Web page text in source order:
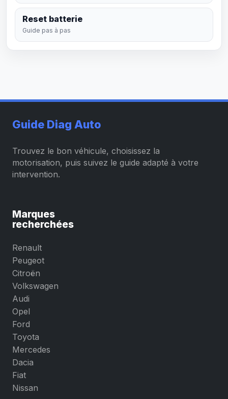
Reset batterie
Guide pas à pas
Guide Diag Auto
Trouvez le bon véhicule, choisissez la
motorisation, puis suivez le guide adapté à votre
intervention.
Marques
recherchées
Renault
Peugeot
Citroën
Volkswagen
Audi
Opel
Ford
Toyota
Mercedes
Dacia
Fiat
Nissan